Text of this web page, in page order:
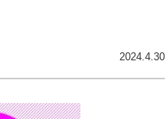
2024.4.30